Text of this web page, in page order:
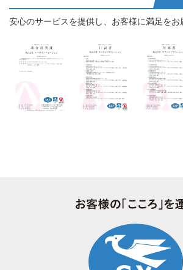
安心のサービスを提供し、お客様に満足をお